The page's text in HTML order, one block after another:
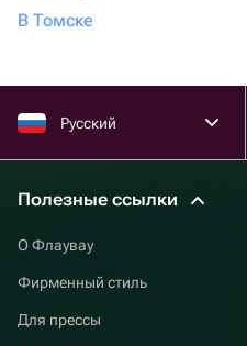
В Томске
Русский
Полезные ссылки
О Флаувау
Фирменный стиль
Для прессы